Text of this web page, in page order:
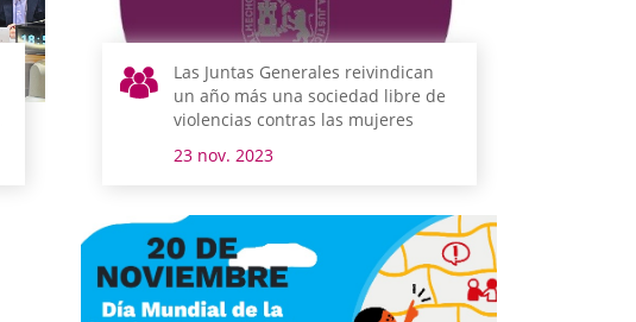
Las Juntas Generales reivindican
un año más una sociedad libre de
violencias contras las mujeres
23 nov. 2023